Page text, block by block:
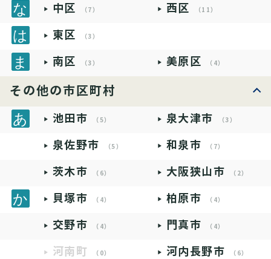
中区 （7） 西区 （11）
東区 （3）
南区 （3） 美原区 （4）
その他の市区町村
池田市 （5） 泉大津市 （3）
泉佐野市 （5） 和泉市 （7）
茨木市 （6） 大阪狭山市 （2）
貝塚市 （4） 柏原市 （4）
交野市 （4） 門真市 （4）
河南町 （0） 河内長野市 （6）